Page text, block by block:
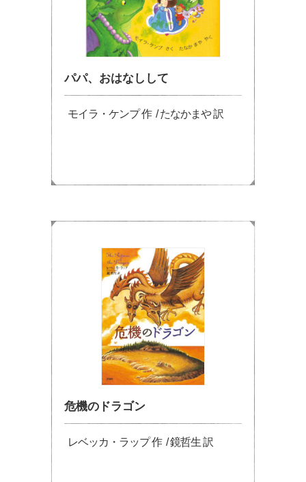
パパ、おはなしして
モイラ・ケンプ 作 / たなかまや 訳
危機のドラゴン
レベッカ・ラップ 作 / 鏡哲生 訳